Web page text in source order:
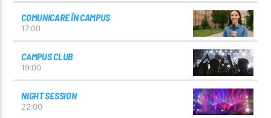
COMUNICARE ÎN CAMPUS
17:00
CAMPUS CLUB
19:00
NIGHT SESSION
22:00